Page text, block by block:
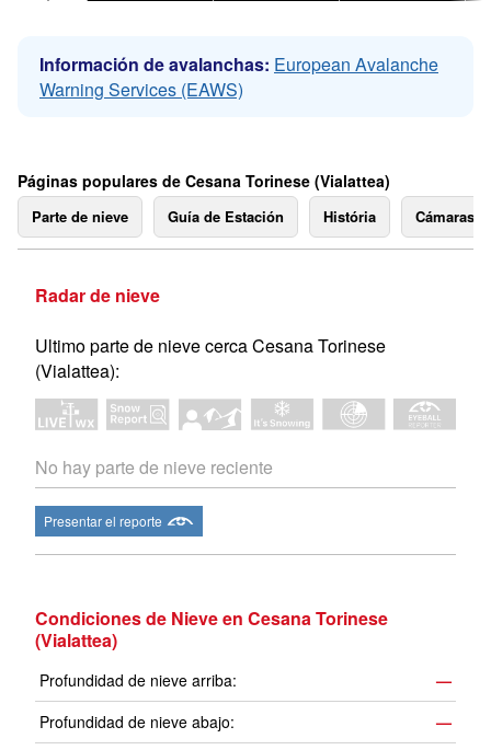
Información de avalanchas: European Avalanche
Warning Services (EAWS)
Páginas populares de Cesana Torinese (Vialattea)
Parte de nieve Guía de Estación História Cámaras
Radar de nieve
Ultimo parte de nieve cerca Cesana Torinese
(Vialattea):
No hay parte de nieve reciente
Presentar el reporte
Condiciones de Nieve en Cesana Torinese
(Vialattea)
Profundidad de nieve arriba:
—
Profundidad de nieve abajo:
—